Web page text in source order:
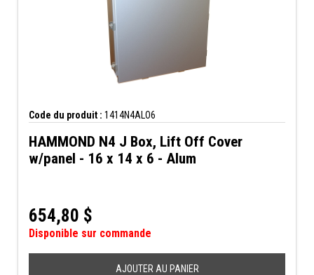
Code du produit : 1414N4ALO6
HAMMOND N4 J Box, Lift Off Cover
w/panel - 16 x 14 x 6 - Alum
654,80 $
Disponible sur commande
AJOUTER AU PANIER